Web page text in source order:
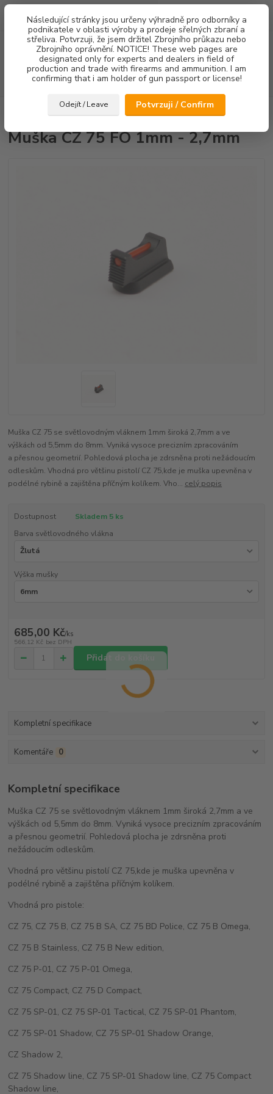
Následující stránky jsou určeny výhradně pro odborníky a
podnikatele v oblasti výroby a prodeje sřelných zbraní a
střeliva. Potvrzuji, že jsem držitel Zbrojního průkazu nebo
Zbrojního oprávnění. NOTICE! These web pages are
designated only for experts and dealers in field of
production and trade with firearms and ammunition. I am
confirming that i am holder of gun passport or license!
Odejít / Leave Potvrzuji / Confirm
Menu
Hledat
za0,00 Kč
Muška CZ 75 FO 1mm - 2,7mm
Muška CZ 75 FO 1mm - 2,7mm
Muška CZ 75 se světlovodným vláknem 1mm široká 2,7mm a ve
výškách od 5,5mm do 8mm. Vyniká vysoce precizním zpracováním
a přesnou geometrií. Pohledová plocha je zdrsněna proti nežádoucím
odleskům. Vhodná pro většinu pistolí CZ 75,kde je muška upevněna v
podélné rybině a zajištěna příčným kolíkem. Vho... celý popis
Dostupnost
Skladem 5 ks
Barva světlovodného vlákna
Výška mušky
685,00 Kč/ks
566,12 Kč bez DPH
Přidat do košíku
Kompletní specifikace
Komentáře 0
Kompletní specifikace
Muška CZ 75 se světlovodným vláknem 1mm široká 2,7mm a ve
výškách od 5,5mm do 8mm. Vyniká vysoce precizním zpracováním
a přesnou geometrií. Pohledová plocha je zdrsněna proti
nežádoucím odleskům.
Vhodná pro většinu pistolí CZ 75,kde je muška upevněna v
podélné rybině a zajištěna příčným kolíkem.
Vhodná pro pistole:
CZ 75, CZ 75 B, CZ 75 B SA, CZ 75 BD Police, CZ 75 B Omega,
CZ 75 B Stainless, CZ 75 B New edition,
CZ 75 P-01, CZ 75 P-01 Omega,
CZ 75 Compact, CZ 75 D Compact,
CZ 75 SP-01, CZ 75 SP-01 Tactical, CZ 75 SP-01 Phantom,
CZ 75 SP-01 Shadow, CZ 75 SP-01 Shadow Orange,
CZ Shadow 2,
CZ 75 Shadow line, CZ 75 SP-01 Shadow line, CZ 75 Compact
Shadow line,